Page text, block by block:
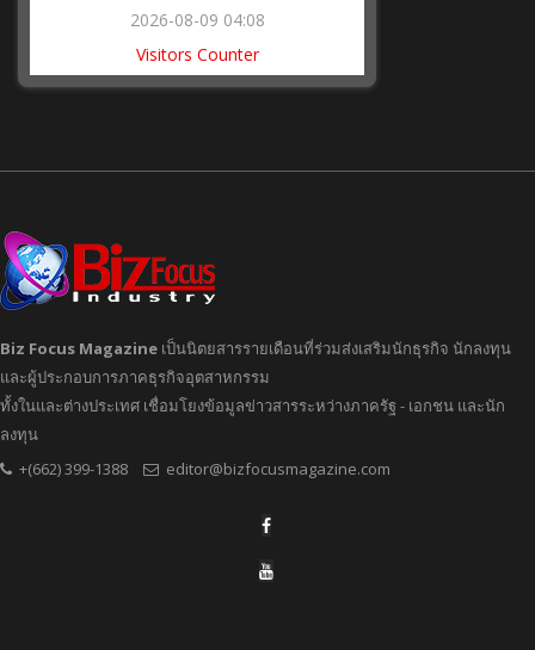
2026-08-09 04:08
Visitors Counter
Biz Focus Magazine เป็นนิตยสารรายเดือนที่ร่วมส่งเสริมนักธุรกิจ นักลงทุน
และผู้ประกอบการภาคธุรกิจอุตสาหกรรม
ทั้งในและต่างประเทศ เชื่อมโยงข้อมูลข่าวสารระหว่างภาครัฐ - เอกชน และนัก
ลงทุน
+(662) 399-1388
editor@bizfocusmagazine.com